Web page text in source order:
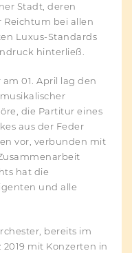
Stadt, deren
bei allen
Luxus-Standards
hinterließ.
01. April lag den
die Partitur eines
aus der Feder
vor, verbunden mit
hat die
und alle
bereits im
2019 mit Konzerten in